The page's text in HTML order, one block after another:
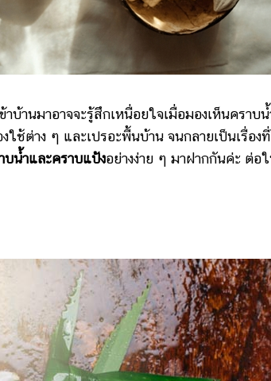
บ้านมาอาจจะรู้สึกเหนื่อยใจเมื่อมองเห็นคราบน้
ช้ต่าง ๆ และเปรอะพื้นบ้าน จนกลายเป็นเรื่อง
บน้ำและคราบแป้งอย่างง่าย ๆ มาฝากกันค่ะ ต่อ